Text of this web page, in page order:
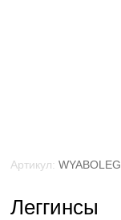
Артикул: WYABOLEG
Леггинсы